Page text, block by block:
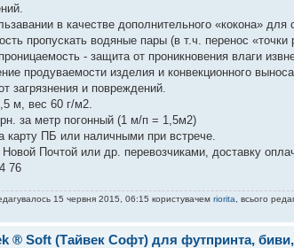
в качестве дополнительного «кокона»
пропускать водяные пары (в т.ч. перенос
- защита от проникновения влаги
продуваемости изделия и конвекционного
загрязнения и повреждений.
м, вес 60 г/м2.
за метр погонный (1 м/п = 1,5м2)
карту ПБ или наличными при встрече.
Почтой или др. перевозчиками, доставку
76
15 червня 2015, 06:15 користувачем riorita , всього
® Soft (Тайвек Софт) для футпринта,